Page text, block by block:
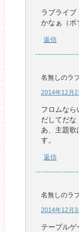
ラブライブ
かなぁ（ボ
返信
名無しのラ
2014年12月2
フロムなら
だしてだな
あ、主題歌
す。
返信
名無しのラ
2014年12月3
テーブルゲ